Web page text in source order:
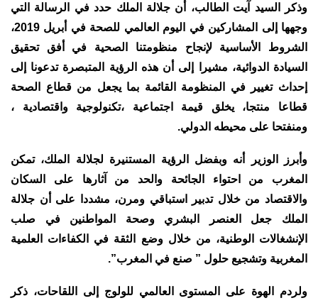
وذكر السيد آيت الطالب، أن جلالة الملك حدد في الرسالة التي
وجهها إلى المشاركين في اليوم العالمي للصحة في أبريل 2019،
الشروط الأساسية لإنجاح منظومتنا الصحية في أفق تحقيق
السيادة الدوائية، مشيرا إلى أن هذه الرؤية المتبصرة تدعونا إلى
إحداث تغيير في المنظومة القائمة بما يجعل من قطاع الصحة
قطاعا منتجا، يخلق قيمة اجتماعية ،تكنولوجية واقتصادية ،
ومنفتحا على محيطه الدولي.
وأبرز الوزير أنه وبفضل الرؤية المستنيرة لجلالة الملك، تمكن
المغرب من احتواء الجائحة والحد من آثارها على السكان
والاقتصاد من خلال تدبير استباقي ومرن، مشددا على أن جلالة
الملك جعل العنصر البشري وصحة المواطنين في صلب
الإنشغالات الوطنية، من خلال وضع الثقة في الكفاءات العلمية
المغربية وتشجيع حلول ” صنع في المغرب”.
ولردم الهوة على المستوى العالمي للولوج إلى اللقاحات، ذكر